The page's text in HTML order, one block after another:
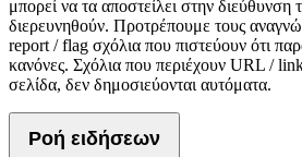
μπορεί να τα αποστείλει στην διεύθυνση
διερευνηθούν. Προτρέπουμε τους
report / flag σχόλια που πιστεύουν ότι
κανόνες. Σχόλια που περιέχουν URL /
σελίδα, δεν δημοσιεύονται αυτόματα.
Ροή ειδήσεων